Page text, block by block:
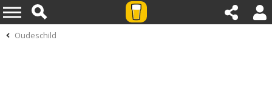
Oudeschild